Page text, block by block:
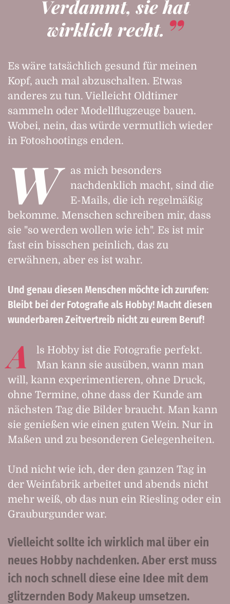
Verdammt, sie hat
wirklich recht.
Es wäre tatsächlich gesund für meinen
Kopf, auch mal abzuschalten. Etwas
anderes zu tun. Vielleicht Oldtimer
sammeln oder Modellflugzeuge bauen.
Wobei, nein, das würde vermutlich wieder
in Fotoshootings enden.
W
as mich besonders
nachdenklich macht, sind die
E-Mails, die ich regelmäßig
bekomme. Menschen schreiben mir, dass
sie "so werden wollen wie ich". Es ist mir
fast ein bisschen peinlich, das zu
erwähnen, aber es ist wahr.
Und genau diesen Menschen möchte ich zurufen:
Bleibt bei der Fotografie als Hobby! Macht diesen
wunderbaren Zeitvertreib nicht zu eurem Beruf!
A
ls Hobby ist die Fotografie perfekt.
Man kann sie ausüben, wann man
will, kann experimentieren, ohne Druck,
ohne Termine, ohne dass der Kunde am
nächsten Tag die Bilder braucht. Man kann
sie genießen wie einen guten Wein. Nur in
Maßen und zu besonderen Gelegenheiten.
Und nicht wie ich, der den ganzen Tag in
der Weinfabrik arbeitet und abends nicht
mehr weiß, ob das nun ein Riesling oder ein
Grauburgunder war.
Vielleicht sollte ich wirklich mal über ein
neues Hobby nachdenken. Aber erst muss
ich noch schnell diese eine Idee mit dem
glitzernden Body Makeup umsetzen.